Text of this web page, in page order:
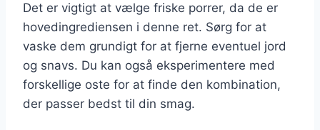
Det er vigtigt at vælge friske porrer, da de er
hovedingrediensen i denne ret. Sørg for at
vaske dem grundigt for at fjerne eventuel jord
og snavs. Du kan også eksperimentere med
forskellige oste for at finde den kombination,
der passer bedst til din smag.